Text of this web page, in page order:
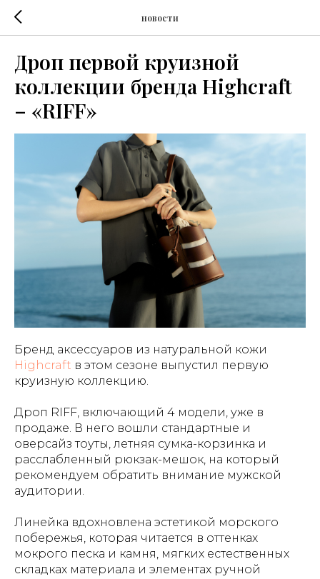
новости
Дроп первой круизной
коллекции бренда Highcraft
– «RIFF»
Бренд аксессуаров из натуральной кожи
Highcraft в этом сезоне выпустил первую
круизную коллекцию.
Дроп RIFF, включающий 4 модели, уже в
продаже. В него вошли стандартные и
оверсайз тоуты, летняя сумка-корзинка и
расслабленный рюкзак-мешок, на который
рекомендуем обратить внимание мужской
аудитории.
Линейка вдохновлена эстетикой морского
побережья, которая читается в оттенках
мокрого песка и камня, мягких естественных
складках материала и элементах ручной